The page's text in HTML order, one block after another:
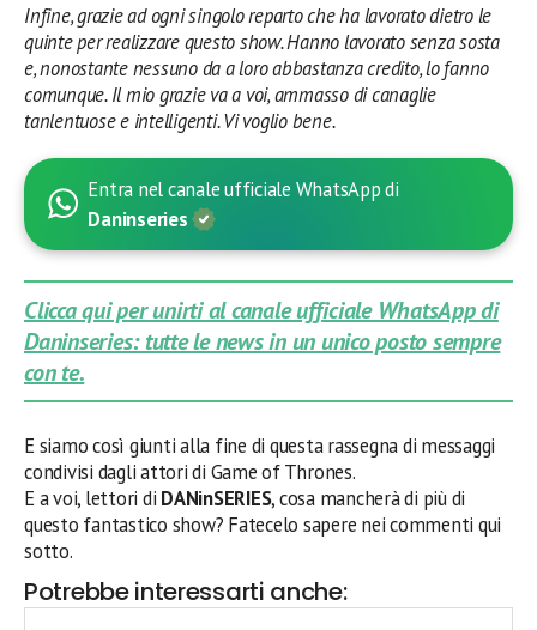
Infine, grazie ad ogni singolo reparto che ha lavorato dietro le
quinte per realizzare questo show. Hanno lavorato senza sosta
e, nonostante nessuno da a loro abbastanza credito, lo fanno
comunque. Il mio grazie va a voi, ammasso di canaglie
tanlentuose e intelligenti. Vi voglio bene.
Entra nel canale ufficiale WhatsApp di
Daninseries
Clicca qui per unirti al canale ufficiale WhatsApp di
Daninseries: tutte le news in un unico posto sempre
con te.
E siamo così giunti alla fine di questa rassegna di messaggi
condivisi dagli attori di Game of Thrones.
E a voi, lettori di DANinSERIES, cosa mancherà di più di
questo fantastico show? Fatecelo sapere nei commenti qui
sotto.
Potrebbe interessarti anche: